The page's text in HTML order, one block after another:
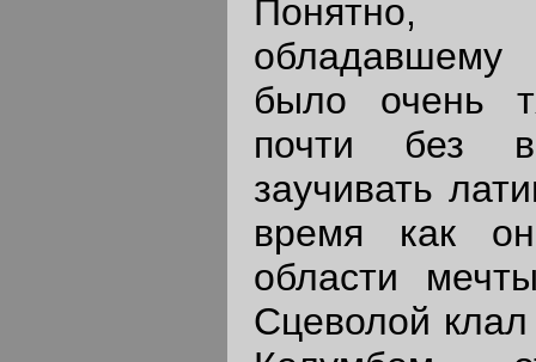
Понятно,
обладавшему
было очень
почти без
заучивать
время как
области
Сцеволой